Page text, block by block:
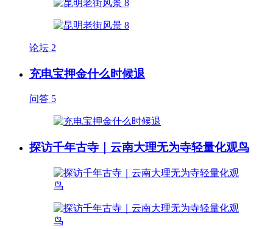
论坛 2
充电宝押金什么时候退
问答 5
探访千年古寺｜云南大理无为寺轻量化观鸟